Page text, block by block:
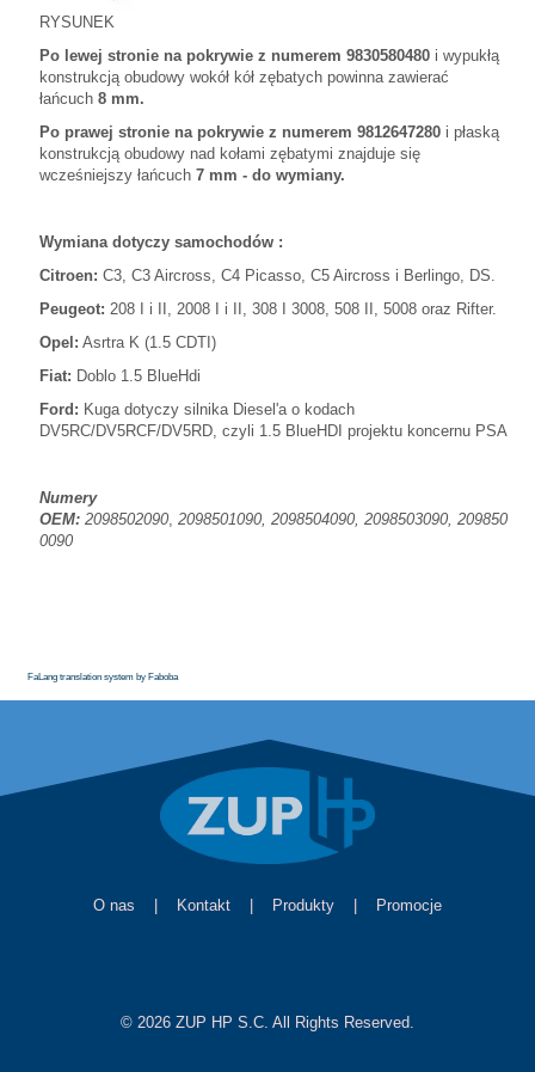
RYSUNEK
Po lewej stronie na pokrywie z numerem 9830580480 i wypukłą
konstrukcją obudowy wokół kół zębatych powinna zawierać
łańcuch 8 mm.
Po prawej stronie na pokrywie z numerem 9812647280 i płaską
konstrukcją obudowy nad kołami zębatymi znajduje się
wcześniejszy łańcuch 7 mm - do wymiany.
Wymiana dotyczy samochodów :
Citroen: C3, C3 Aircross, C4 Picasso, C5 Aircross i Berlingo, DS.
Peugeot: 208 I i II, 2008 I i II, 308 I 3008, 508 II, 5008 oraz Rifter.
Opel: Asrtra K (1.5 CDTI)
Fiat: Doblo 1.5 BlueHdi
Ford: Kuga dotyczy silnika Diesel'a o kodach
DV5RC/DV5RCF/DV5RD, czyli 1.5 BlueHDI projektu koncernu PSA
Numery
OEM: 2098502090 2098501090, 2098504090, 2098503090, 209850
0090
FaLang translation system by Faboba
O nas Kontakt Produkty Promocje
© 2026 ZUP HP S.C. All Rights Reserved.